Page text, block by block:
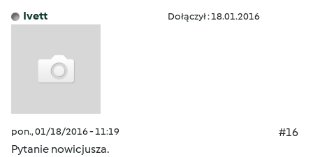
Ivett Dołączył : 18.01.2016
pon., 01/18/2016 - 11:19
#16
Pytanie nowicjusza.